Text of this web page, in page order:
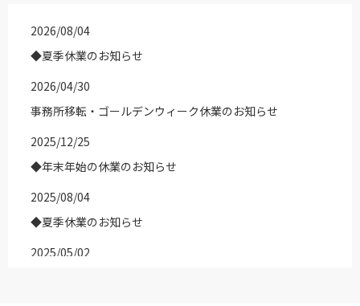
2026/08/04
◆夏季休業のお知らせ
2026/04/30
事務所移転・ゴールデンウィーク休業のお知らせ
2025/12/25
◆年末年始の休業のお知らせ
2025/08/04
◆夏季休業のお知らせ
2025/05/02